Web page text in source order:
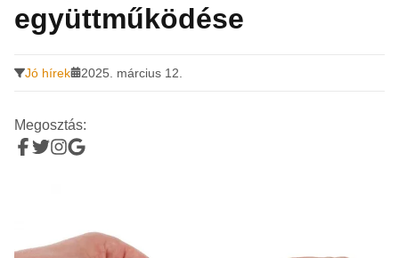
együttműködése
Jó hírek 2025. március 12.
Megosztás: